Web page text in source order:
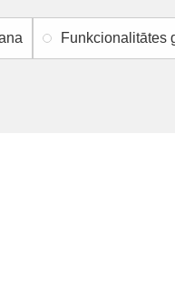
Funkcionalitātes